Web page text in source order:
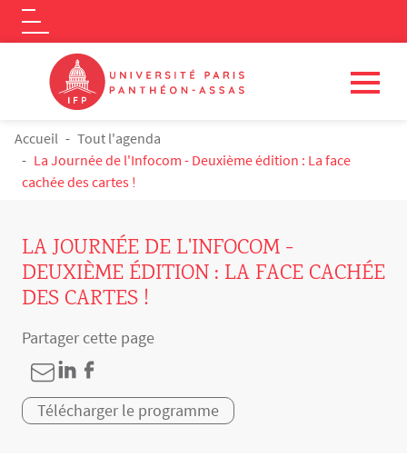
Aller au contenu principal
Logo
FIL D'ARIANE
Accueil
Tout l'agenda
La Journée de l'Infocom - Deuxième édition : La face
cachée des cartes !
LA JOURNÉE DE L'INFOCOM -
DEUXIÈME ÉDITION : LA FACE CACHÉE
DES CARTES !
Partager cette page
Télécharger le programme